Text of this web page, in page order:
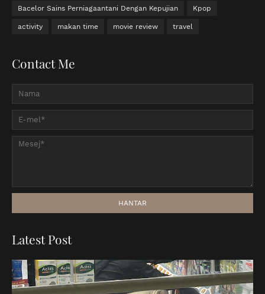
Bacelor Sains Perniagaantani Dengan Kepujian Kpop
activity makan time movie review travel
Contact Me
Latest Post